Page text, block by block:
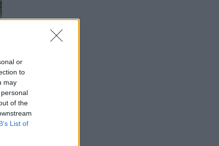
or
to
may
of the
List of